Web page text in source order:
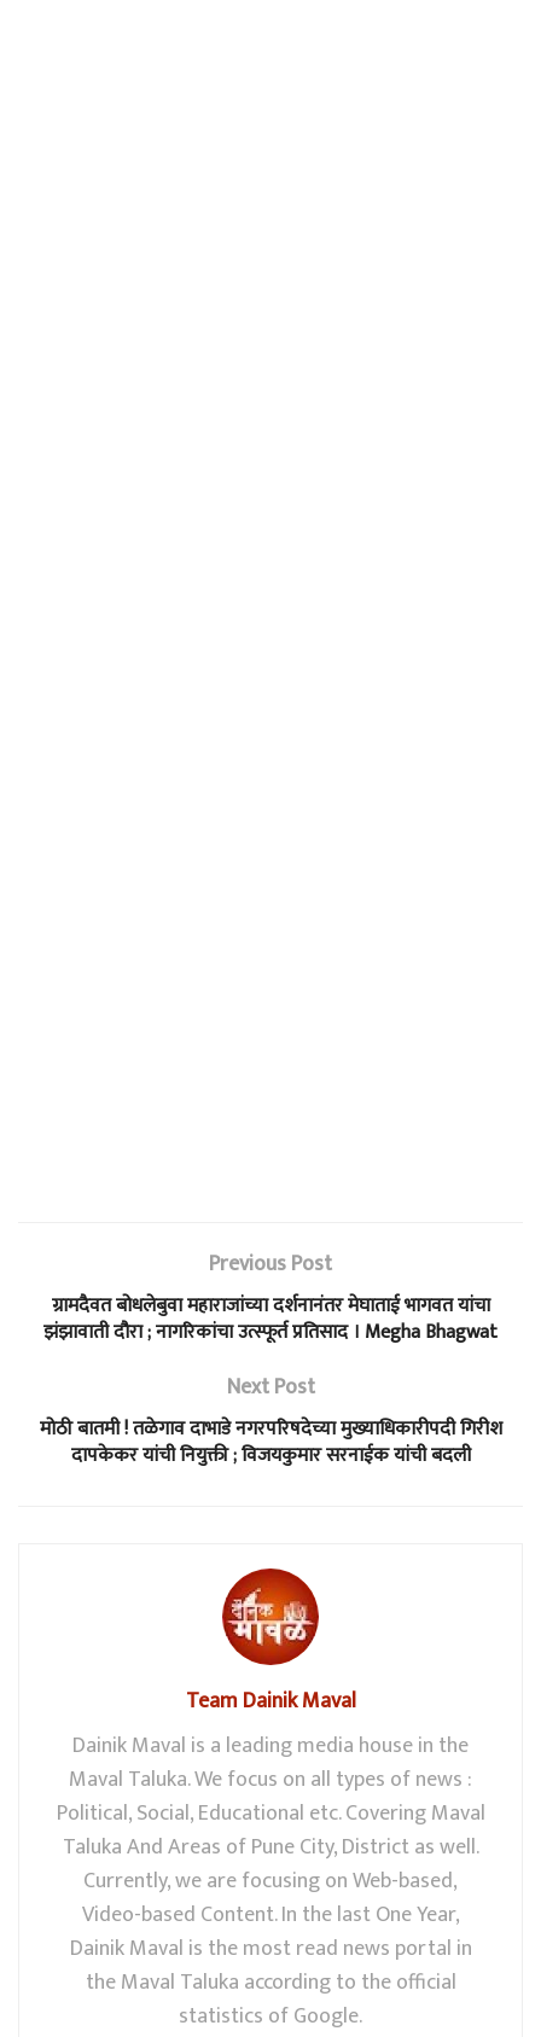
Previous Post
ग्रामदैवत बोधलेबुवा महाराजांच्या दर्शनानंतर मेघाताई भागवत यांचा
झंझावाती दौरा ; नागरिकांचा उत्स्फूर्त प्रतिसाद । Megha Bhagwat
Next Post
मोठी बातमी ! तळेगाव दाभाडे नगरपरिषदेच्या मुख्याधिकारीपदी गिरीश
दापकेकर यांची नियुक्ती ; विजयकुमार सरनाईक यांची बदली
Team Dainik Maval
Dainik Maval is a leading media house in the
Maval Taluka. We focus on all types of news :
Political, Social, Educational etc. Covering Maval
Taluka And Areas of Pune City, District as well.
Currently, we are focusing on Web-based,
Video-based Content. In the last One Year,
Dainik Maval is the most read news portal in
the Maval Taluka according to the official
statistics of Google.